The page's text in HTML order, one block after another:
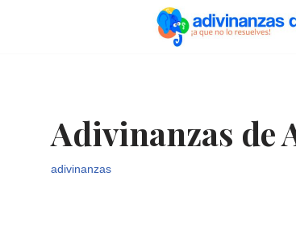
Adivinanzas de
adivinanzas